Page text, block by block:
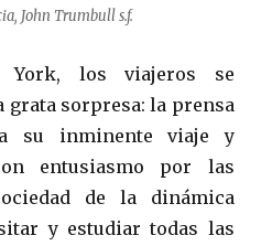
John Trumbull s.f.
York, los viajeros se
grata sorpresa: la prensa
su inminente viaje y
entusiasmo por las
de la dinámica
y estudiar todas las